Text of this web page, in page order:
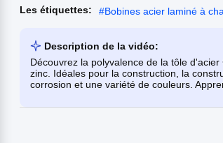
Les étiquettes: #Bobines acier laminé à
Description de la vidéo:
Découvrez la polyvalence de la tôle
zinc. Idéales pour la construction, la
corrosion et une variété de couleurs.